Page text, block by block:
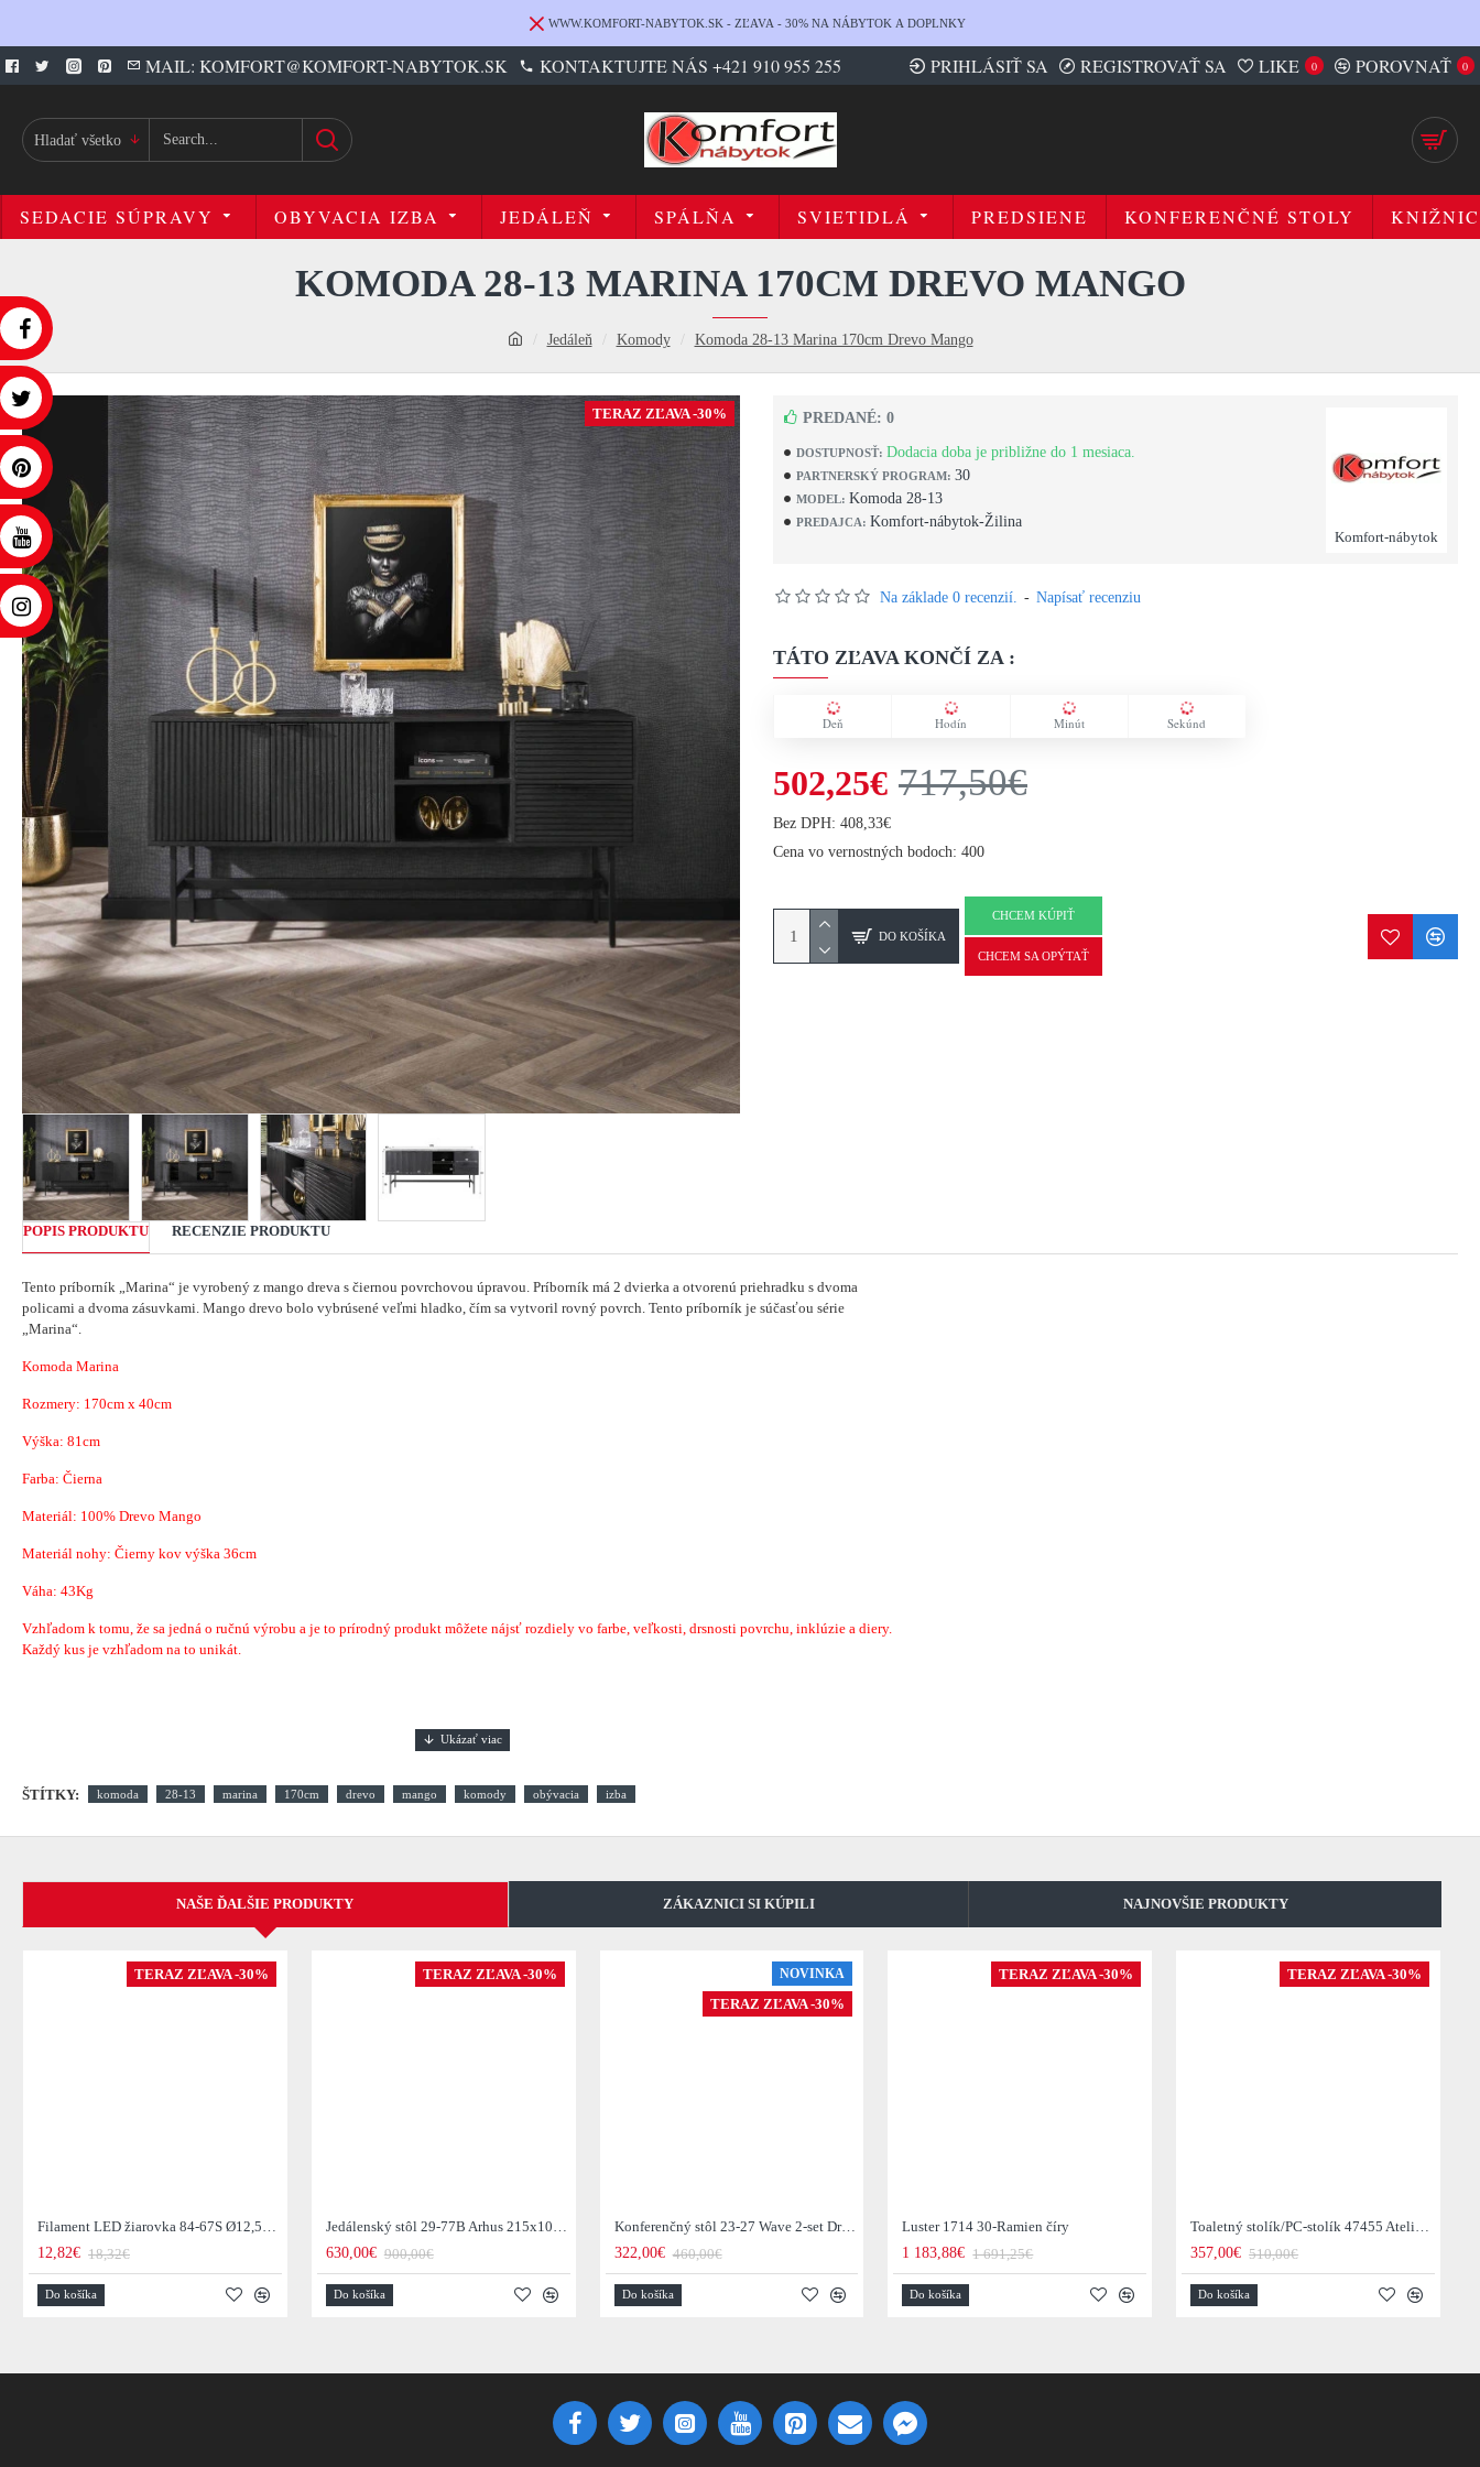
WWW.KOMFORT-NABYTOK.SK - ZĽAVA - 30% NA NÁBYTOK A DOPLNKY
MAIL: KOMFORT@KOMFORT-NABYTOK.SK KONTAKTUJTE NÁS +421 910 955 255 PRIHLÁSIŤ SA REGISTROVAŤ SA LIKE 0 POROVNAŤ 0
Hladať všetko
SEDACIE SÚPRAVY OBYVACIA IZBA JEDÁLEŇ SPÁLŇA SVIETIDLÁ PREDSIENE KONFERENČNÉ STOLY
Jedáleň Komody Komoda 28-13 Marina 170cm Drevo Mango
KOMODA 28-13 MARINA 170CM DREVO MANGO
TERAZ ZĽAVA -30%
DOSTUPNOSŤ: Dodacia doba je približne do 1 mesiaca.
PARTNERSKÝ PROGRAM: 30
MODEL: Komoda 28-13
PREDAJCA: Komfort-nábytok-Žilina
Komfort-nábytok
PREDANÉ: 0
Na základe 0 recenzií. - Napísať recenziu
TÁTO ZĽAVA KONČÍ ZA :
Deň Hodín Minút Sekúnd
502,25€ 717,50€
Bez DPH: 408,33€
Cena vo vernostných bodoch: 400
DO KOŠÍKA
CHCEM KÚPIŤ
CHCEM SA OPÝTAŤ
POPIS PRODUKTU RECENZIE PRODUKTU
Tento príborník „Marina“ je vyrobený z mango dreva s čiernou povrchovou úpravou. Príborník má 2 dvierka a otvorenú priehradku s dvoma
policami a dvoma zásuvkami. Mango drevo bolo vybrúsené veľmi hladko, čím sa vytvoril rovný povrch. Tento príborník je súčasťou série
„Marina“.
Komoda Marina
Rozmery: 170cm x 40cm
Výška: 81cm
Farba: Čierna
Materiál: 100% Drevo Mango
Materiál nohy: Čierny kov výška 36cm
Váha: 43Kg
Vzhľadom k tomu, že sa jedná o ručnú výrobu a je to prírodný produkt môžete nájsť rozdiely vo farbe, veľkosti, drsnosti povrchu, inklúzie a diery.
Každý kus je vzhľadom na to unikát.
ŠTÍTKY: komoda 28-13 marina 170cm drevo mango komody obývacia izba
NAŠE ĎALŠIE PRODUKTY ZÁKAZNICI SI KÚPILI NAJNOVŠIE PRODUKTY
TERAZ ZĽAVA -30%
Filament LED žiarovka 84-67S Ø12,5cm Smoke grey glass
12,82€ 18,32€
Do košíka
TERAZ ZĽAVA -30%
Jedálenský stôl 29-77B Arhus 215x105cm Drevo Hnedá Acacia
630,00€ 900,00€
Do košíka
NOVINKA
TERAZ ZĽAVA -30%
Konferenčný stôl 23-27 Wave 2-set Drevo Mango
322,00€ 460,00€
Do košíka
TERAZ ZĽAVA -30%
Luster 1714 30-Ramien číry
1 183,88€ 1 691,25€
Do košíka
TERAZ ZĽAVA -30%
Toaletný stolík/PC-stolík 47455 Atelier 120cm Natural Dub Dyha
357,00€ 510,00€
Do košíka